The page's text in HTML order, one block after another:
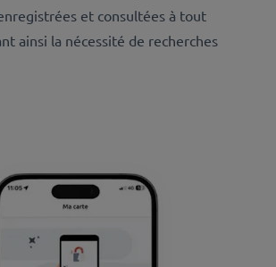
et consultées à tout
ainsi la nécessité de recherches